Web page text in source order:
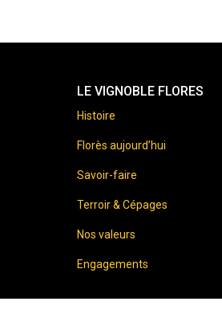
LE VIGNOBLE FLORES
Histoire
Florès aujourd’hui
Savoir-faire
Terroir & Cépages
Nos valeurs
Engagements